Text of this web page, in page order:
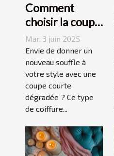
Comment
choisir la coupe
courte
dégradée
parfaite pour
votre visage
Mar. 3 juin 2025
Envie de donner un
nouveau souffle à
votre style avec une
coupe courte
dégradée ? Ce type
de coiffure...